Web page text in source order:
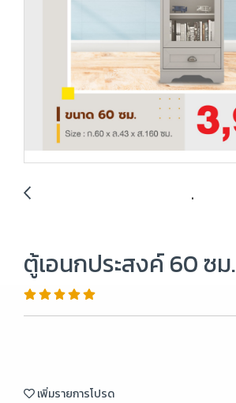
ตู้เอนกประสงค์ 60 ซม.
เพิ่มรายการโปรด